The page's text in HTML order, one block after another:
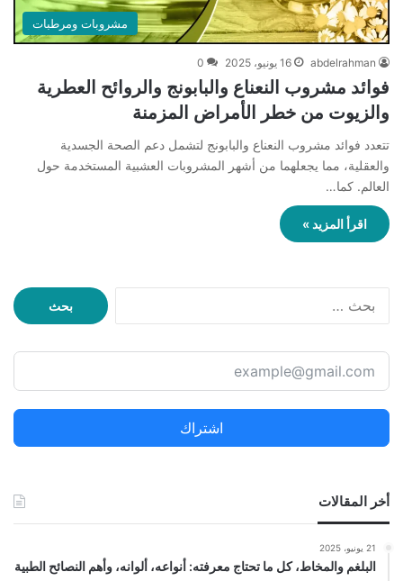
مشروبات ومرطبات
abdelrahman 16 يونيو، 2025 0
فوائد مشروب النعناع والبابونج والروائح العطرية
والزيوت من خطر الأمراض المزمنة
تتعدد فوائد مشروب النعناع والبابونج لتشمل دعم الصحة الجسدية
والعقلية، مما يجعلهما من أشهر المشروبات العشبية المستخدمة حول
العالم. كما…
اقرأ المزيد »
ح
ع
ن
اشتراك
أخر المقالات
21 يونيو، 2025
البلغم والمخاط، كل ما تحتاج معرفته: أنواعه، ألوانه، وأهم النصائح الطبية